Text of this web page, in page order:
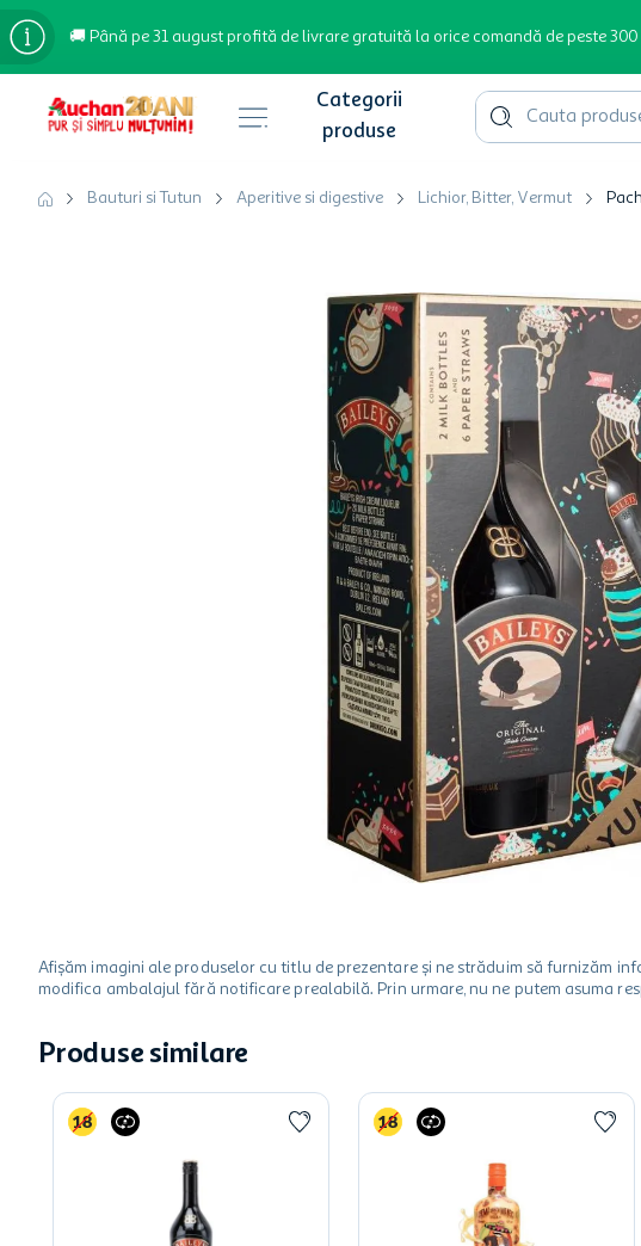
🚚 Până pe 31 august profită de livrare gratuită la orice comandă de peste
Cauta produse
inghetata
apa plata
cafea boabe
troler
garden star
hartie igienica
ciocolata
lapte
Bauturi si Tutun Aperitive si digestive Lichior, Bitter, Vermut
Afișăm imagini ale produselor cu titlu de prezentare și ne străduim să furnizăm
modifica ambalajul fără notificare prealabilă. Prin urmare, nu ne putem asuma
Produse similare